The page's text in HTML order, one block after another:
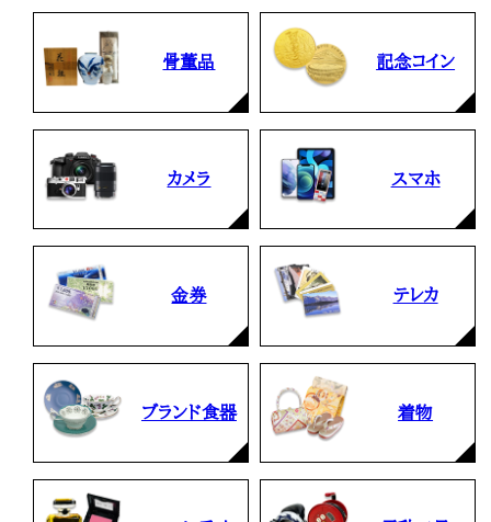
骨董品 記念コイン
カメラ スマホ
金券 テレカ
ブランド食器 着物